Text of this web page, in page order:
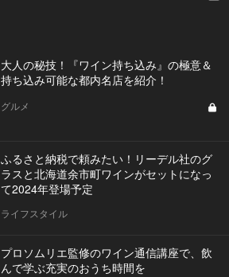
大人の秘技！『ワイン持ち込み』の極意＆
持ち込み可能な都内名店を紹介！
グルメ
ふるさと納税で頼みたい！リーデル社のグ
ラスと北海道余市町ワインがセットになっ
て2024年登場予定
ライフスタイル
プロソムリエ監修のワイン通信講座で、飲
んで学ぶ充実のおうち時間を